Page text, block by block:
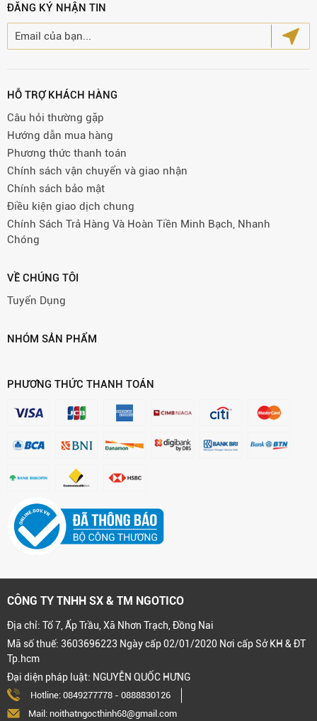
ĐĂNG KÝ NHẬN TIN
HỖ TRỢ KHÁCH HÀNG
Câu hỏi thường gặp
Hướng dẫn mua hàng
Phương thức thanh toán
Chính sách vận chuyển và giao nhận
Chính sách bảo mật
Điều kiện giao dịch chung
Chính Sách Trả Hàng Và Hoàn Tiền Minh Bạch, Nhanh
Chóng
VỀ CHÚNG TÔI
Tuyển Dụng
NHÓM SẢN PHẨM
PHƯƠNG THỨC THANH TOÁN
CÔNG TY TNHH SX & TM NGOTICO
Địa chỉ: Tổ 7, Ấp Trầu, Xã Nhơn Trạch, Đồng Nai
Mã số thuế: 3603696223 Ngày cấp 02/01/2020 Nơi cấp Sở KH & ĐT
Tp.hcm
Đại diện pháp luật: NGUYỄN QUỐC HƯNG
Hotline: 0849277778 - 0888830126
Mail: noithatngocthinh68@gmail.com